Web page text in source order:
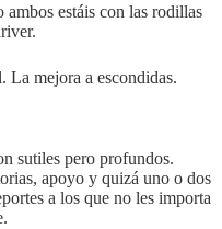
ambos estáis con las rodillas
La mejora a escondidas.
sutiles pero profundos.
apoyo y quizá uno o dos
a los que no les importa